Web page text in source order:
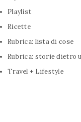
Playlist
Ricette
Rubrica: lista di cose
Rubrica: storie dietro
Travel + Lifestyle